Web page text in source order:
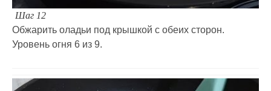
Шаг 12
Обжарить оладьи под крышкой с обеих сторон.
Уровень огня 6 из 9.